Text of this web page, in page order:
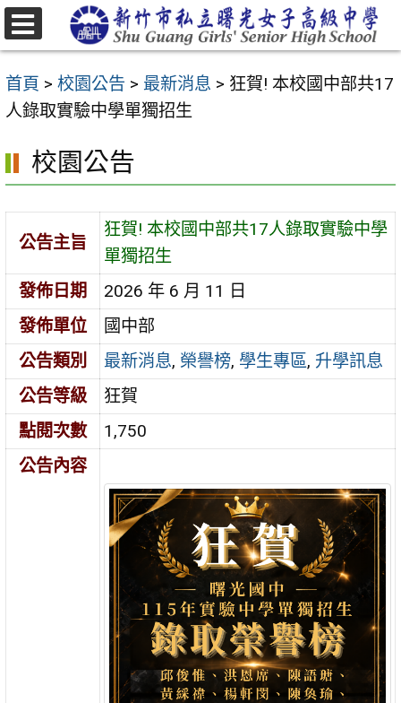
跳
至
要
內
區
首頁 > 校園公告 > 最新消息 > 狂賀! 本校國中部共17
人錄取實驗中學單獨招生
校園公告
公告主旨
狂賀! 本校國中部共17人錄取實驗中學
單獨招生
發佈日期
2026 年 6 月 11 日
發佈單位
國中部
公告類別
最新消息, 榮譽榜, 學生專區, 升學訊息
公告等級
狂賀
點閱次數
1,750
公告內容
選
單